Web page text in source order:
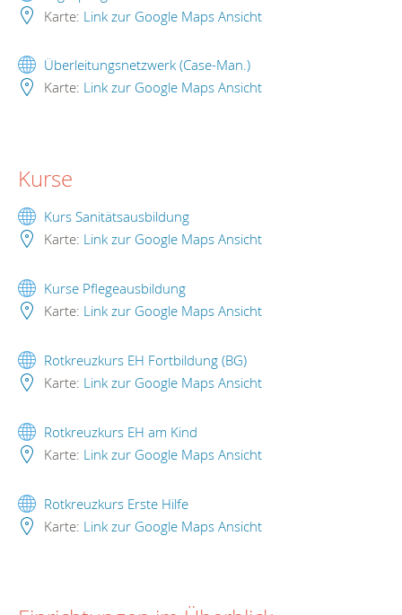
Karte: Link zur Google Maps Ansicht
Überleitungsnetzwerk (Case-Man.)
Karte: Link zur Google Maps Ansicht
Kurse
Kurs Sanitätsausbildung
Karte: Link zur Google Maps Ansicht
Kurse Pflegeausbildung
Karte: Link zur Google Maps Ansicht
Rotkreuzkurs EH Fortbildung (BG)
Karte: Link zur Google Maps Ansicht
Rotkreuzkurs EH am Kind
Karte: Link zur Google Maps Ansicht
Rotkreuzkurs Erste Hilfe
Karte: Link zur Google Maps Ansicht